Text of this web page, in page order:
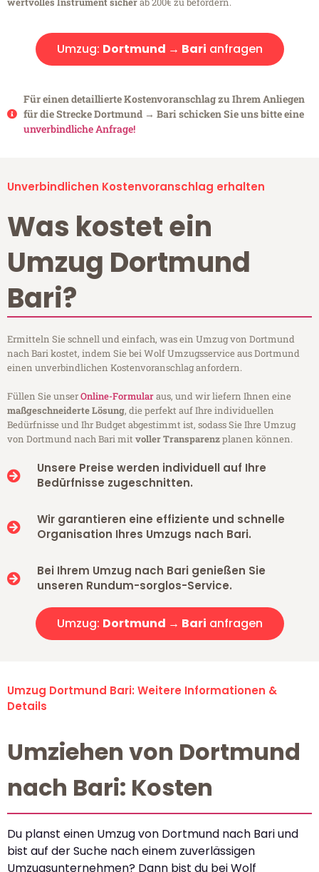
Umzug: Dortmund → Bari anfragen
Für einen detaillierte Kostenvoranschlag zu Ihrem Anliegen
für die Strecke Dortmund → Bari schicken Sie uns bitte eine
unverbindliche Anfrage!
Unverbindlichen Kostenvoranschlag erhalten
Was kostet ein
Umzug Dortmund
Bari?
Ermitteln Sie schnell und einfach, was ein Umzug von Dortmund
nach Bari kostet, indem Sie bei Wolf Umzugsservice aus Dortmund
einen unverbindlichen Kostenvoranschlag anfordern.
Füllen Sie unserOnline-Formularaus, und wir liefern Ihnen eine
maßgeschneiderte Lösung, die perfekt auf Ihre individuellen
Bedürfnisse und Ihr Budget abgestimmt ist, sodass Sie Ihre Umzug
von Dortmund nach Bari mitvoller Transparenzplanen können.
Unsere Preise werden individuell auf Ihre
Bedürfnisse zugeschnitten.
Wir garantieren eine effiziente und schnelle
Organisation Ihres Umzugs nach Bari.
Bei Ihrem Umzug nach Bari genießen Sie
unseren Rundum-sorglos-Service.
Umzug: Dortmund → Bari anfragen
Umzug Dortmund Bari: Weitere Informationen &
Details
Umziehen von Dortmund
nach Bari: Kosten
Du planst einen Umzug von Dortmund nach Bari und
bist auf der Suche nach einem zuverlässigen
Umzugsunternehmen? Dann bist du bei Wolf